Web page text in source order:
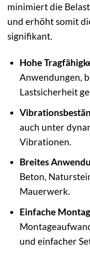
minimiert die
und erhöht somit
signifikant.
Hohe
Anwendungen,
Lastsicherheit
auch unter
Vibrationen.
Breites
Beton,
Mauerwerk.
Einfache
und einfacher